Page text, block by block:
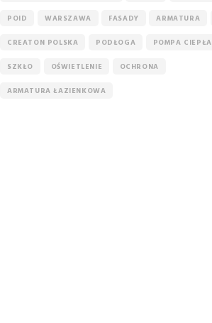
POID WARSZAWA FASADY ARMATURA
CREATON POLSKA PODŁOGA POMPA CIEPŁA
SZKŁO OŚWIETLENIE OCHRONA
ARMATURA ŁAZIENKOWA